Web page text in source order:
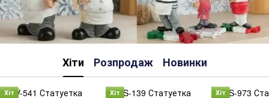
Хіти Розпродаж Новинки
Хіт
Хіт
Хіт